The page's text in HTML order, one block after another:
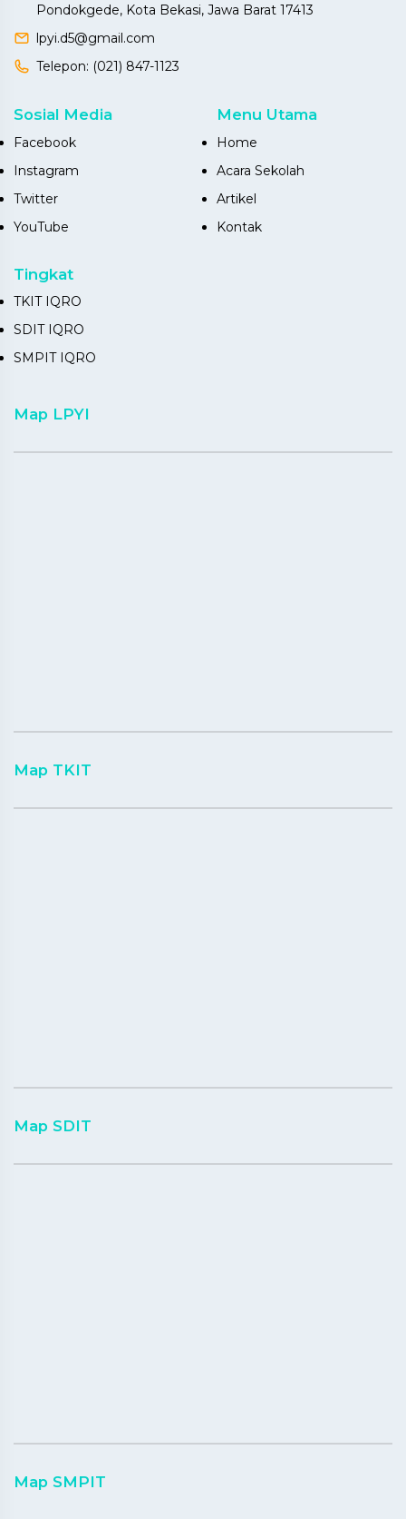
Pondokgede, Kota Bekasi, Jawa Barat 17413
lpyi.d5@gmail.com
Telepon: (021) 847-1123
Sosial Media
Facebook
Instagram
Twitter
YouTube
Menu Utama
Home
Acara Sekolah
Artikel
Kontak
Tingkat
TKIT IQRO
SDIT IQRO
SMPIT IQRO
Map LPYI
Map TKIT
Map SDIT
Map SMPIT